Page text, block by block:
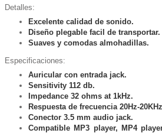
Detalles:
Excelente calidad de sonido.
Diseño plegable facil de transportar.
Suaves y comodas almohadillas.
Especificaciones:
Auricular con entrada jack.
Sensitivity 112 db.
Impedance 32 ohms at 1kHz.
Respuesta de frecuencia 20Hz-
Conector 3.5 mm audio jack.
Compatible MP3 player, MP4